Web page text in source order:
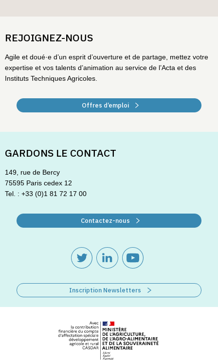
REJOIGNEZ-NOUS
Agile et doué·e d’un esprit d’ouverture et de partage, mettez votre
expertise et vos talents d’animation au service de l’Acta et des
Instituts Techniques Agricoles.
Offres d’emploi
GARDONS LE CONTACT
149, rue de Bercy
75595 Paris cedex 12
Tel. : +33 (0)1 81 72 17 00
Contactez-nous
Inscription Newsletters